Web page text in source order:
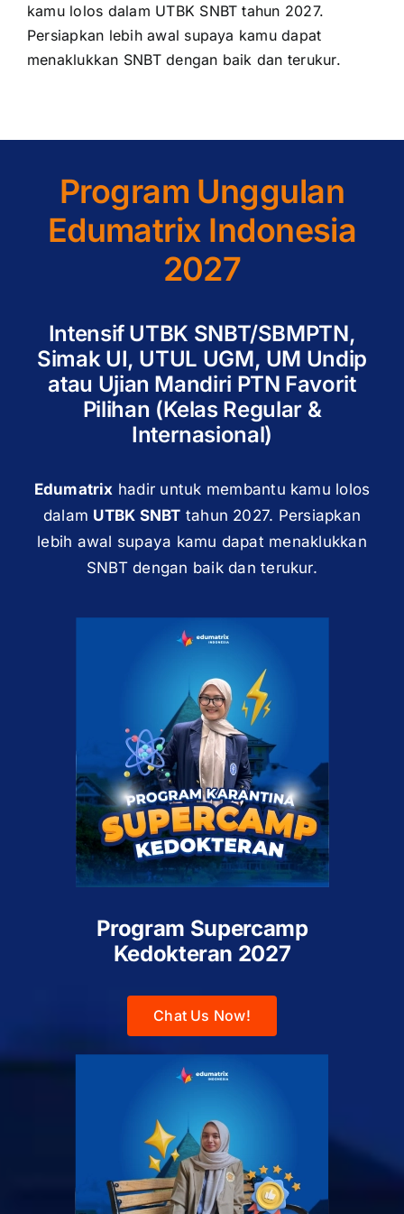
kamu lolos dalam UTBK SNBT tahun 2027.
Persiapkan lebih awal supaya kamu dapat
menaklukkan SNBT dengan baik dan terukur.
Program Unggulan
Edumatrix Indonesia
2027
Intensif UTBK SNBT/SBMPTN,
Simak UI, UTUL UGM, UM Undip
atau Ujian Mandiri PTN Favorit
Pilihan (Kelas Regular &
Internasional)
Edumatrix hadir untuk membantu kamu lolos
dalam UTBK SNBT tahun 2027. Persiapkan
lebih awal supaya kamu dapat menaklukkan
SNBT dengan baik dan terukur.
Program Supercamp
Kedokteran 2027
Chat Us Now!